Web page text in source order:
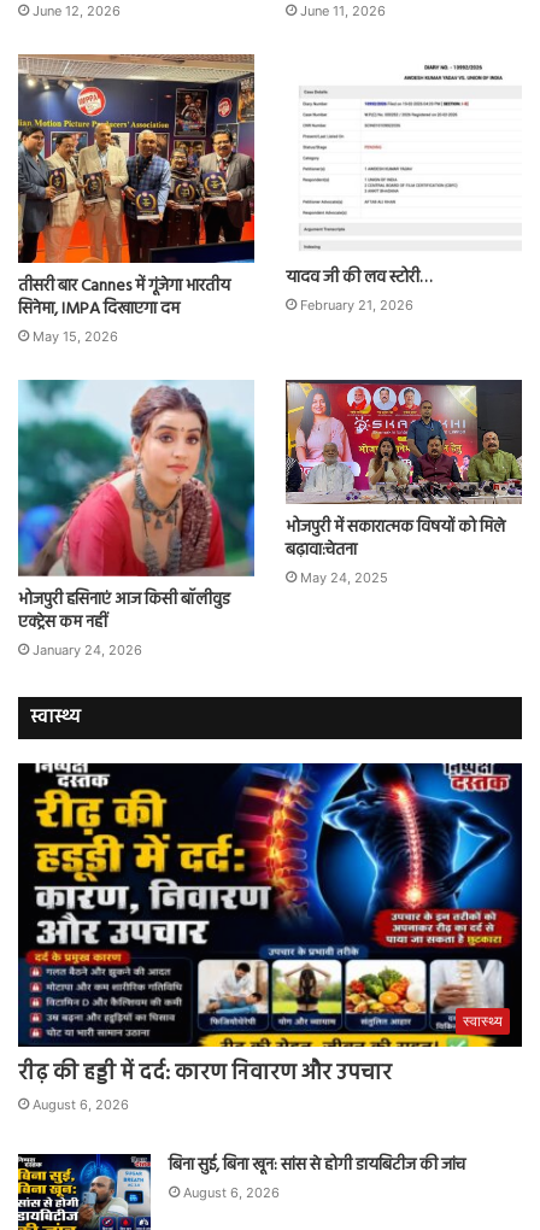
June 12, 2026 June 11, 2026
तीसरी बार Cannes में गूंजेगा भारतीय
सिनेमा, IMPA दिखाएगा दम
May 15, 2026
यादव जी की लव स्टोरी…
February 21, 2026
भोजपुरी हसिनाएं आज किसी बॉलीवुड
एक्ट्रेस कम नहीं
January 24, 2026
भोजपुरी में सकारात्मक विषयों को मिले
बढ़ावा:चेतना
May 24, 2025
स्वास्थ्य
स्वास्थ्य
रीढ़ की हड्डी में दर्द: कारण निवारण और उपचार
August 6, 2026
बिना सुई, बिना खून: सांस से होगी डायबिटीज की जांच
August 6, 2026